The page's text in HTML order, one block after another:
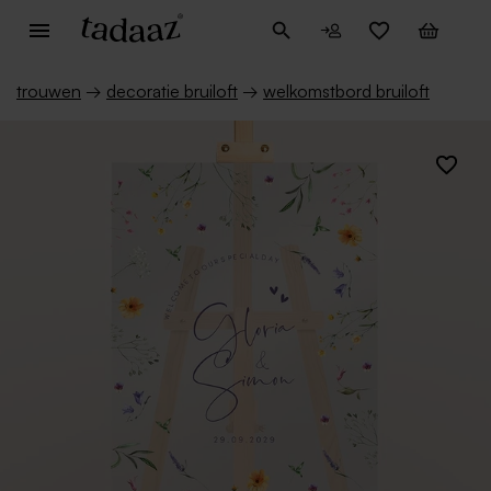
trouwen → decoratie bruiloft → welkomstbord bruiloft